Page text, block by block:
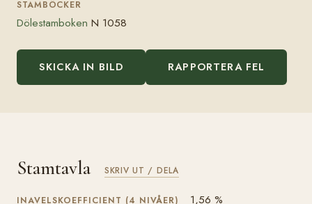
STAMBÖCKER
Dölestamboken N 1058
SKICKA IN BILD RAPPORTERA FEL
Stamtavla SKRIV UT / DELA
INAVELSKOEFFICIENT (4 NIVÅER) 1,56 %